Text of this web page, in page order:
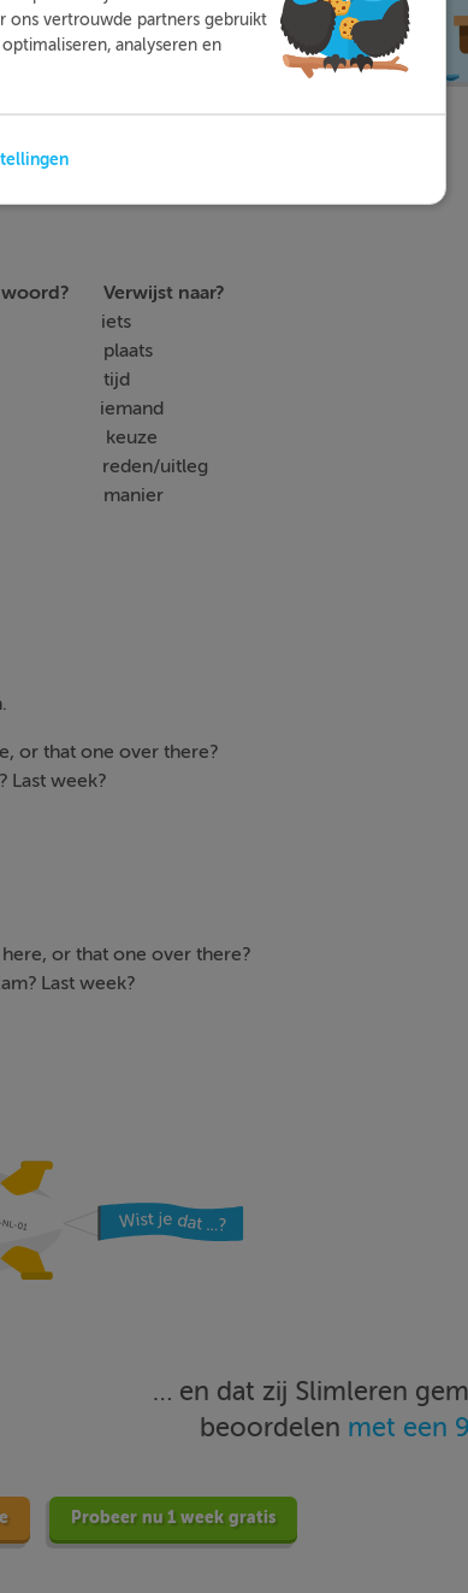
Probeer nu gratis
Verwijst naar?
iets
plaats
tijd
iemand
keuze
reden/uitleg
manier
or that one over there?
Last week?
or that one over there?
Last week?
… en dat zij Slimleren
beoordelen met een
Probeer nu 1 week gratis
vertrouwde partners gebruikt
analyseren en